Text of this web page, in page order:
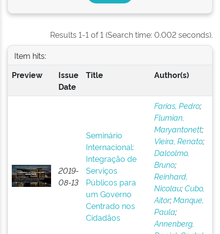
Results 1-1 of 1 (Search time: 0.002 seconds).
Item hits:
Preview
Issue
Date
Title Author(s)
2019-
08-13
Seminário
Internacional:
Integração de
Serviços
Públicos para
um Governo
Centrado nos
Cidadãos
Farias, Pedro;
Flumian,
Maryantonett;
Vieira, Renato;
Dalcolmo,
Bruno;
Reinhard,
Nicolau;Cubo,
Aitor;Manque,
Paula;
Annenberg,